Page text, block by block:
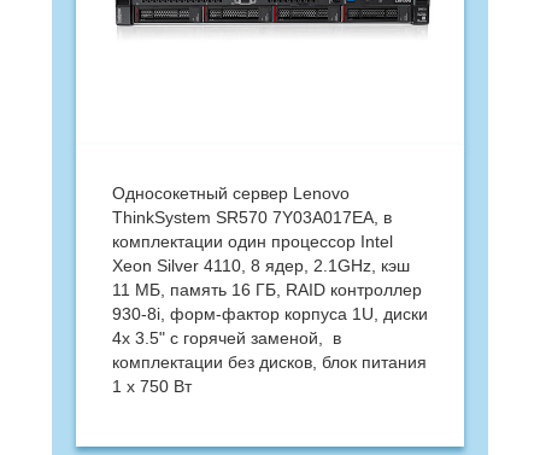
Односокетный сервер Lenovo
ThinkSystem SR570 7Y03A017EA, в
комплектации один процессор Intel
Xeon Silver 4110, 8 ядер, 2.1GHz, кэш
11 МБ, память 16 ГБ, RAID контроллер
930-8i, форм-фактор корпуса 1U, диски
4x 3.5" с горячей заменой, в
комплектации без дисков, блок питания
1 х 750 Вт